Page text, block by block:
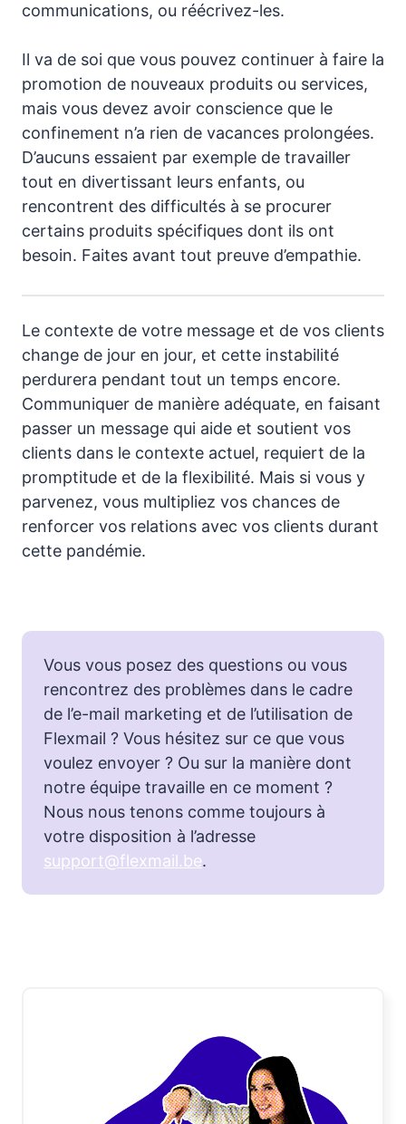
communications, ou réécrivez-les.
Il va de soi que vous pouvez continuer à faire la
promotion de nouveaux produits ou services,
mais vous devez avoir conscience que le
confinement n’a rien de vacances prolongées.
D’aucuns essaient par exemple de travailler
tout en divertissant leurs enfants, ou
rencontrent des difficultés à se procurer
certains produits spécifiques dont ils ont
besoin. Faites avant tout preuve d’empathie.
Le contexte de votre message et de vos clients
change de jour en jour, et cette instabilité
perdurera pendant tout un temps encore.
Communiquer de manière adéquate, en faisant
passer un message qui aide et soutient vos
clients dans le contexte actuel, requiert de la
promptitude et de la flexibilité. Mais si vous y
parvenez, vous multipliez vos chances de
renforcer vos relations avec vos clients durant
cette pandémie.
Vous vous posez des questions ou vous
rencontrez des problèmes dans le cadre
de l’e-mail marketing et de l’utilisation de
Flexmail ? Vous hésitez sur ce que vous
voulez envoyer ? Ou sur la manière dont
notre équipe travaille en ce moment ?
Nous nous tenons comme toujours à
votre disposition à l’adresse
support@flexmail.be.